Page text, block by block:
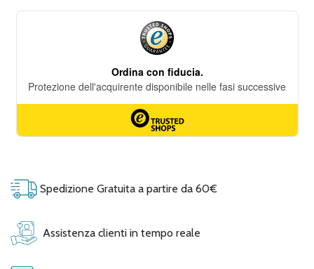
Spedizione Gratuita a partire da 60€
Assistenza clienti in tempo reale